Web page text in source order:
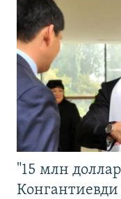
"15 млн
Конгантиевди